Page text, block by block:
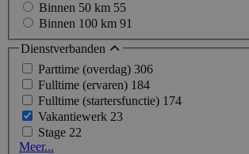
Binnen 50 km 55
Binnen 100 km 91
Dienstverbanden
Parttime (overdag) 306
Fulltime (ervaren) 184
Fulltime (startersfunctie) 174
Vakantiewerk 23
Stage 22
Meer...